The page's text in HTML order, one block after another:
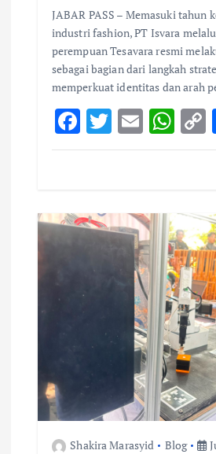
JABAR PASS – Memasuki tahun
industri fashion, PT Isvara
perempuan Tesavara resmi
sebagai bagian dari langkah
memperkuat identitas dan arah
F
ac
o
o
k
T
w
r
E
m
W
h
A
p
p
Shakira Marasyid Blog